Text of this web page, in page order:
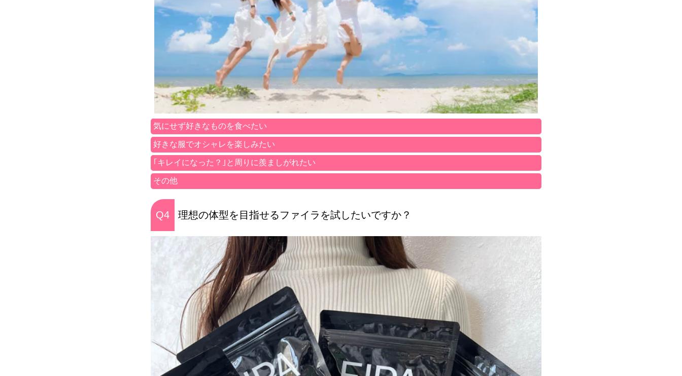
気にせず好きなものを食べたい
好きな服でオシャレを楽しみたい
｢キレイになった？｣と周りに羨ましがれたい
その他
Q4 理想の体型を目指せるファイラを試したいですか？